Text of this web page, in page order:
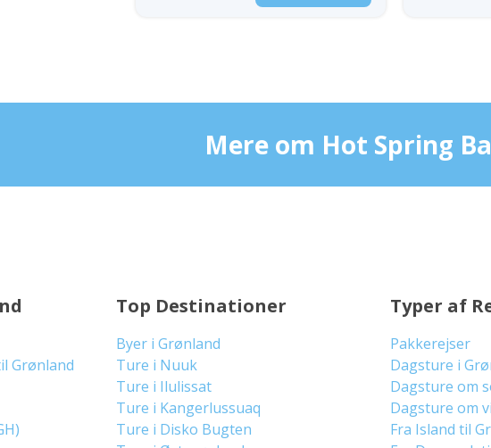
Mere om Hot Spring
Grønland
Top Destinationer
Byer i Grønland
Ture i Nuuk
Ture i Ilulissat
Ture i Kangerlussuaq
Ture i Disko Bugten
Typer af
Pakkerejser
Dagsture i
Dagsture om
Dagsture om
Fra Island til